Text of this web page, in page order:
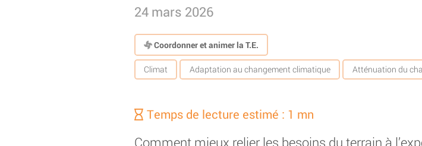
24 mars 2026
Coordonner et animer la T.E.
Climat Adaptation au changement climatique Atténuation du
Temps de lecture estimé : 1 mn
Comment mieux relier les besoins du terrain à